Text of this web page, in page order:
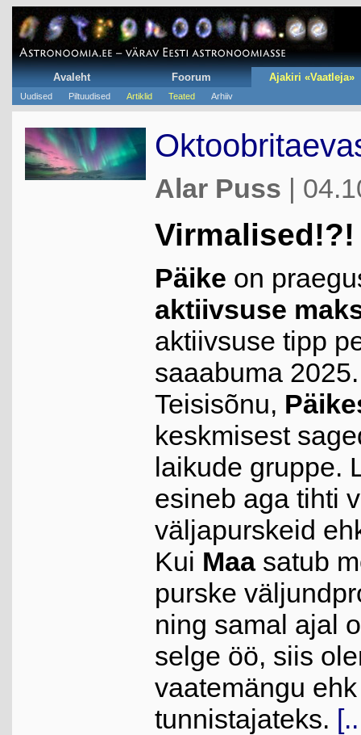
Avaleht Foorum Ajakiri «Vaatleja»
Uudised Piltuudised Artiklid Teated Arhiiv
Alar Puss |
Virmalised!?!
Päike on
aktiivsuse
aktiivsuse tipp
saaabuma
Teisisõnu,
keskmisest
laikude gruppe.
esineb aga tihti
väljapurskeid
Kui Maasatub
purske
ning samal ajal
selge öö, siis
vaatemängu
tunnistajateks.